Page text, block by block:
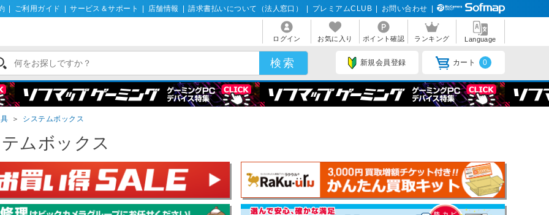
ご利用ガイド サービス＆サポート 店舗情報 請求書払いについて（法人窓口） プレミアムCLUB お問い合わせ
ログイン お気に入り ポイント確認 ランキング Language
新規会員登録 カート 0
＞ システムボックス
ムボックス